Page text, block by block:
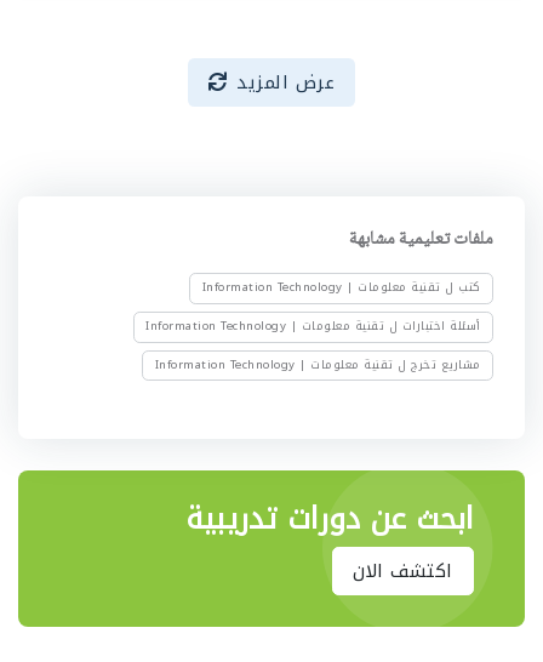
عرض المزيد
ملفات تعليمية مشابهة
كتب ل تقنية معلومات | Information Technology
أسئلة اختبارات ل تقنية معلومات | Information Technology
مشاريع تخرج ل تقنية معلومات | Information Technology
ابحث عن دورات تدريبية
اكتشف الان